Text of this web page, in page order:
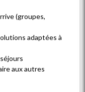
(groupes,
adaptées à
aux autres